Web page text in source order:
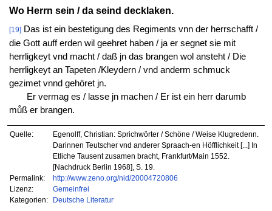
Wo Herrn sein / da seind decklaken.
[19]Das ist ein bestetigung des Regiments vnn der herrschafft /
die Gott auff erden wil geehret haben / ja er segnet sie mit
herrligkeyt vnd macht / daß jn das brangen wol ansteht / Die
herrligkeyt an Tapeten /Kleydern / vnd anderm schmuck
gezimet vnnd gehöret jn.
Er vermag es / lasse jn machen / Er ist ein herr darumb
můß er brangen.
Quelle:
Egenolff, Christian: Sprichwörter / Schöne / Weise Klugredenn.
Darinnen Teutscher vnd anderer Spraach-en Höfflichkeit [...] In
Etliche Tausent zusamen bracht, Frankfurt/Main 1552.
[Nachdruck Berlin 1968], S. 19.
Permalink:
http://www.zeno.org/nid/20004720806
Lizenz:
Gemeinfrei
Kategorien:
Deutsche Literatur